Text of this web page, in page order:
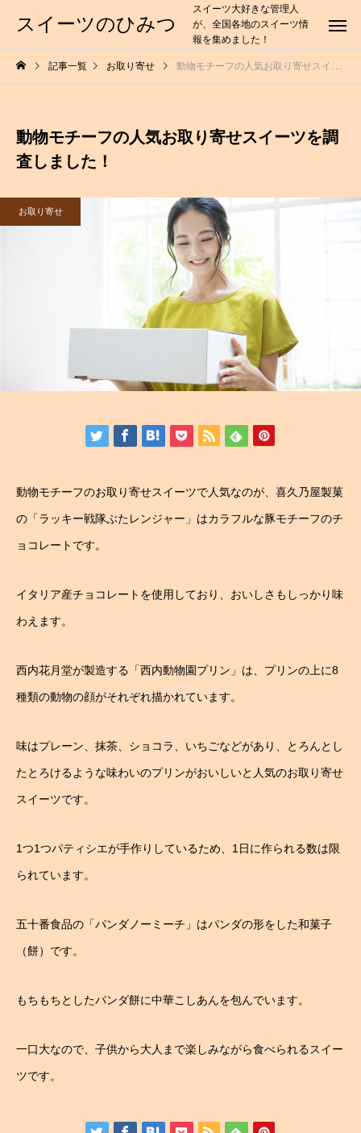
スイーツのひみつ
スイーツ大好きな管理人
が、全国各地のスイーツ情
報を集めました！
記事一覧 お取り寄せ 動物モチーフの人気お取り寄せスイーツを調査しました！
動物モチーフの人気お取り寄せスイーツを調
査しました！
お取り寄せ
動物モチーフのお取り寄せスイーツで人気なのが、喜久乃屋製菓
の「ラッキー戦隊ぶたレンジャー」はカラフルな豚モチーフのチ
ョコレートです。
イタリア産チョコレートを使用しており、おいしさもしっかり味
わえます。
西内花月堂が製造する「西内動物園プリン」は、プリンの上に8
種類の動物の顔がそれぞれ描かれています。
味はプレーン、抹茶、ショコラ、いちごなどがあり、とろんとし
たとろけるような味わいのプリンがおいしいと人気のお取り寄せ
スイーツです。
1つ1つパティシエが手作りしているため、1日に作られる数は限
られています。
五十番食品の「パンダノーミーチ」はパンダの形をした和菓子
（餅）です。
もちもちとしたパンダ餅に中華こしあんを包んでいます。
一口大なので、子供から大人まで楽しみながら食べられるスイー
ツです。